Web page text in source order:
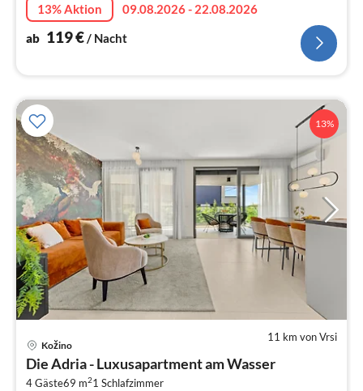
13% Aktion
09.08.2026 - 22.08.2026
ab 119€/ Nacht
13%
11 km von Vrsi
Kožino
Die Adria - Luxusapartment am Wasser
4 Gäste69 m21 Schlafzimmer